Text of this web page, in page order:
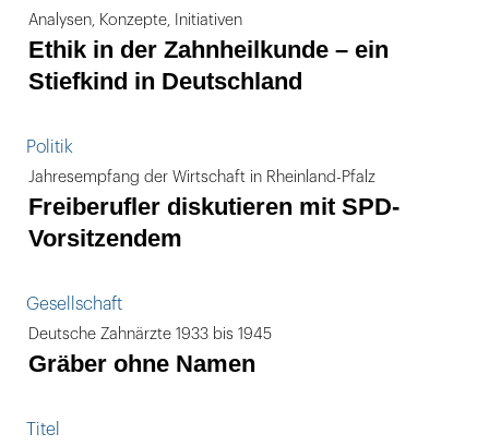
Analysen, Konzepte, Initiativen
Ethik in der Zahnheilkunde – ein
Stiefkind in Deutschland
Politik
Jahresempfang der Wirtschaft in Rheinland-Pfalz
Freiberufler diskutieren mit SPD-
Vorsitzendem
Gesellschaft
Deutsche Zahnärzte 1933 bis 1945
Gräber ohne Namen
Titel